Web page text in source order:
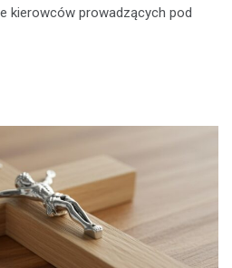
kierowców prowadzących pod